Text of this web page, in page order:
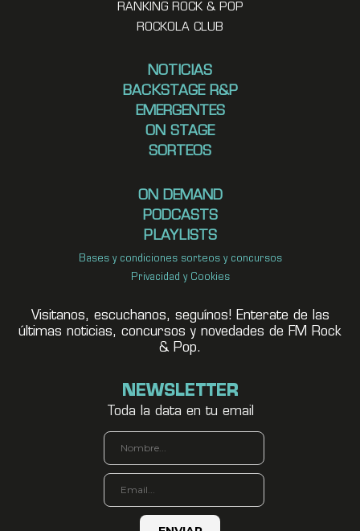
RANKING ROCK & POP
ROCKOLA CLUB
NOTICIAS
BACKSTAGE R&P
EMERGENTES
ON STAGE
SORTEOS
ON DEMAND
PODCASTS
PLAYLISTS
Bases y condiciones sorteos y concursos
Privacidad y Cookies
Visitanos, escuchanos, seguínos! Enterate de las
últimas noticias, concursos y novedades de FM Rock
& Pop.
NEWSLETTER
Toda la data en tu email